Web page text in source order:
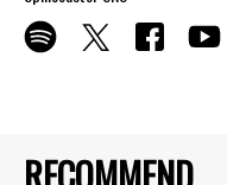
RECOMMEND